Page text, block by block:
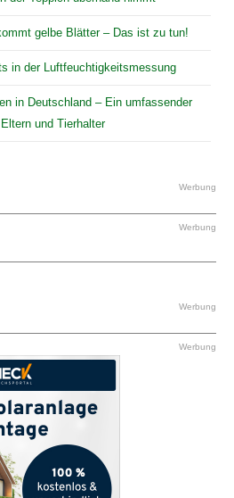
gelbe Blätter – Das ist zu tun!
in der Luftfeuchtigkeitsmessung
in Deutschland – Ein umfassender
und Tierhalter
Werbung
Werbung
Werbung
Werbung